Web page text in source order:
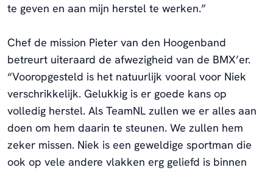
te geven en aan mijn herstel te werken.”
Chef de mission Pieter van den Hoogenband
betreurt uiteraard de afwezigheid van de BMX’er.
“Vooropgesteld is het natuurlijk vooral voor Niek
verschrikkelijk. Gelukkig is er goede kans op
volledig herstel. Als TeamNL zullen we er alles aan
doen om hem daarin te steunen. We zullen hem
zeker missen. Niek is een geweldige sportman die
ook op vele andere vlakken erg geliefd is binnen